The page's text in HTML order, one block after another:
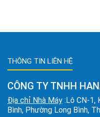
THÔNG TIN LIÊN HỆ
CÔNG TY TNHH
Địa chỉ Nhà Máy :Lô CN-1,
Bình, Phường Long Bình,